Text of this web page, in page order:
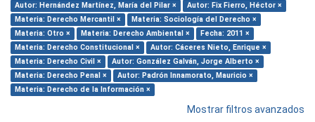
Autor: Hernández Martínez, María del Pilar ×
Autor: Fix Fierro, Héctor ×
Materia: Derecho Mercantil ×
Materia: Sociología del Derecho ×
Materia: Otro ×
Materia: Derecho Ambiental ×
Fecha: 2011 ×
Materia: Derecho Constitucional ×
Autor: Cáceres Nieto, Enrique ×
Materia: Derecho Civil ×
Autor: González Galván, Jorge Alberto ×
Materia: Derecho Penal ×
Autor: Padrón Innamorato, Mauricio ×
Materia: Derecho de la Información ×
Mostrar filtros avanzados